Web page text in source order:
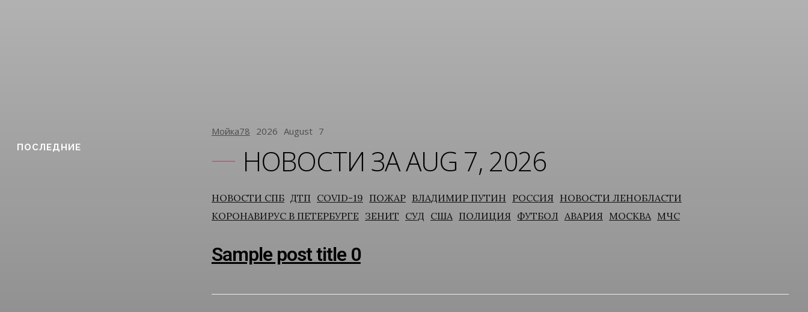
ПОСЛЕДНИЕ
Мойка78 2026 August 7
НОВОСТИ ЗА AUG 7, 2026
НОВОСТИ СПБ ДТП COVID-19 ПОЖАР ВЛАДИМИР ПУТИН РОССИЯ НОВОСТИ ЛЕНОБЛАСТИ
КОРОНАВИРУС В ПЕТЕРБУРГЕ ЗЕНИТ СУД США ПОЛИЦИЯ ФУТБОЛ АВАРИЯ МОСКВА МЧС
Sample post title 0